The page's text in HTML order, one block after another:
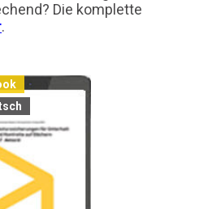
Die komplette
.